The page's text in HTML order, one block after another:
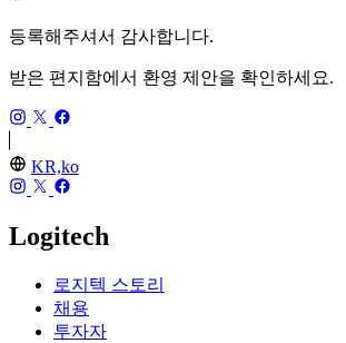
등록해주셔서 감사합니다.
받은 편지함에서 환영 제안을 확인하세요.
KR,ko
Logitech
로지텍 스토리
채용
투자자